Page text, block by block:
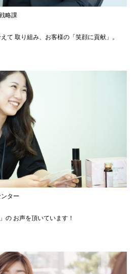
略課
て 取り組み、お客様の「笑顔に貢献」。
ター
の お声を頂いています！